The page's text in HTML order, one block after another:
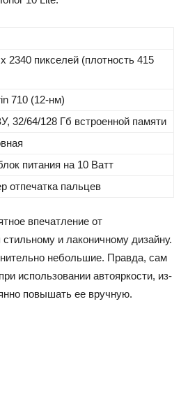
2340 пикселей (плотность 415
710 (12-нм)
32/64/128 Гб встроенной памяти
питания на 10 Ватт
отпечатка пальцев
впечатление от
и лаконичному дизайну.
небольшие. Правда, сам
использовании автояркости, из-
повышать ее вручную.